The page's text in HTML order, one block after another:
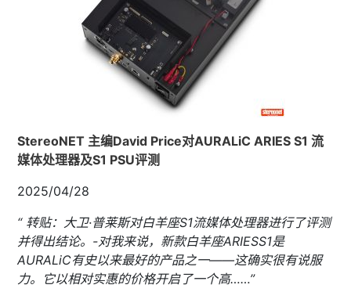
StereoNET 主编David Price对AURALiC ARIES S1 流
媒体处理器及S1 PSU评测
2025/04/28
“ 转贴：大卫·普莱斯对白羊座S1流媒体处理器进行了评测
并得出结论。-对我来说，新款白羊座ARIESS1是
AURALiC有史以来最好的产品之一——这确实很有说服
力。它以相对实惠的价格开启了一个高……”